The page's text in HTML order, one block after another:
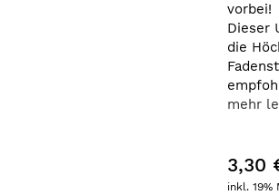
vorbei!
Dieser
die
mehr
3,30
inkl. 19%